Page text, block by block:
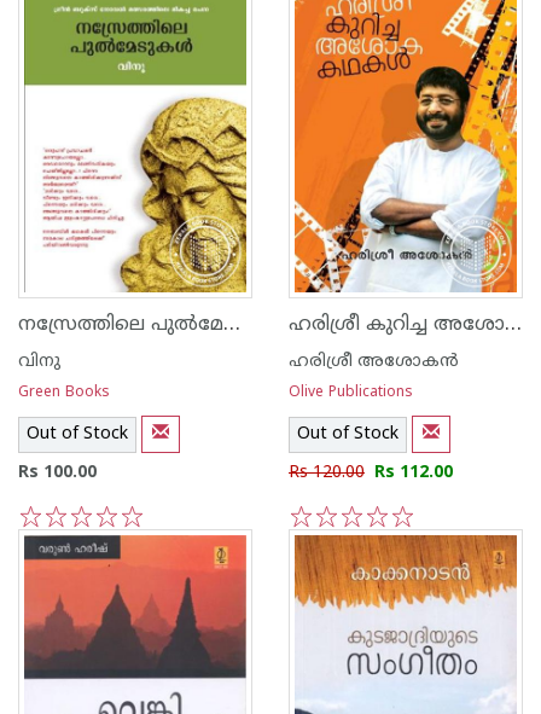
നസ്രേത്തിലെ പുല്‍മേടുകള്‍
വിനു
Green Books
Out of Stock
Rs 100.00
5
4
3
2
1
ഹരിശ്രീ കുറിച്ച അശോക കഥകള്‍
ഹരിശ്രീ അശോക‌ന്‍
Olive Publications
Out of Stock
Rs 120.00 Rs 112.00
5
4
3
2
1